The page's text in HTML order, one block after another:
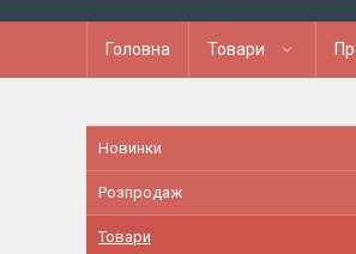
Головна Товари
Новинки
Розпродаж
Товари